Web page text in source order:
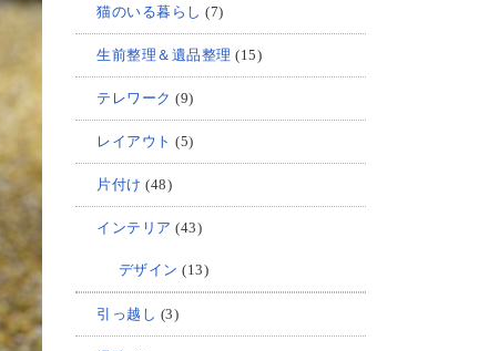
猫のいる暮らし (7)
生前整理＆遺品整理 (15)
テレワーク (9)
レイアウト (5)
片付け (48)
インテリア (43)
デザイン (13)
引っ越し (3)